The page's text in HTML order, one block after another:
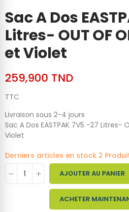
Sac A Dos
Litres- OUT OF
et Violet
259,900 TND
TTC
Livraison sous 2-4 jours
Sac A Dos EASTPAK 7V5 -27 Litres-
Violet
Derniers articles en stock 2
AJOUTER AU PANIER
ACHETER